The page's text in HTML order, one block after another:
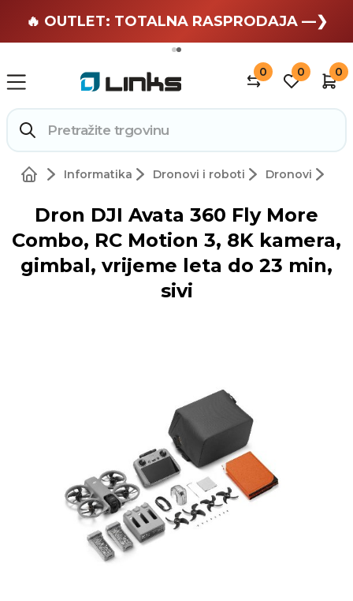
🏄 Zaslužuješ odmor —❯
🔥 OUTLET: TOTALNA RASPRODAJA —❯
0 0 0
Informatika Dronovi i roboti Dronovi
Dron DJI Avata 360 Fly More
Combo, RC Motion 3, 8K kamera,
gimbal, vrijeme leta do 23 min,
sivi